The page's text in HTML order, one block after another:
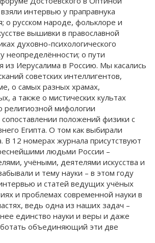
интервью у праправнука
о русском народе, фольклоре и
вышивки в православной
духовно-психологического
неопределённости; о пути
из Иерусалима в Россию. Мы касались
советских интеллигентов,
о самых разных храмах,
а также о мистических культах
религиозной мифологии
положений физики с
Египта. О том как выбирали
В 12 номерах журнала присутствуют
людьми России –
учёными, деятелями искусства и
и тему науки – в этом году
и статей ведущих учёных
и проблемах современной науки в
ведь одна из наших задач –
единство науки и веры и даже
объединяющий эти две